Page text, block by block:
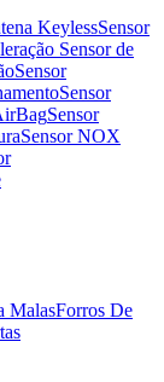
KeylessSensor
Sensor de
Sensor
Sensor
Sensor
Sensor NOX
MalasForros De